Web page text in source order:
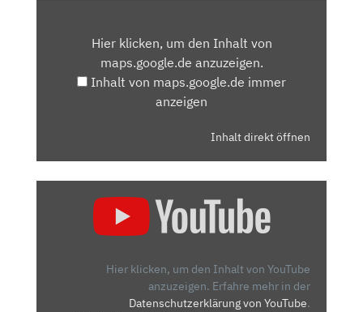
MAPS.GOOGLE.DEHier klicken, um den Inhalt von
maps.google.de anzuzeigen.
Inhalt von maps.google.de immer
anzeigen
Inhalt direkt öffnen
Hier klicken, um den Inhalt von YouTube
anzuzeigen. Erfahre mehr in der
Datenschutzerklärung von YouTube.